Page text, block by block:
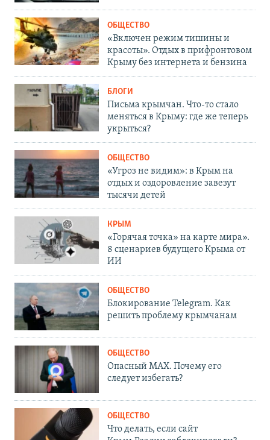
ОБЩЕСТВО
«Включен режим тишины и
красоты». Отдых в прифронтовом
Крыму без интернета и бензина
БЛОГИ
Письма крымчан. Что-то стало
меняться в Крыму: где же теперь
укрыться?
ОБЩЕСТВО
«Угроз не видим»: в Крым на
отдых и оздоровление завезут
тысячи детей
КРЫМ
«Горячая точка» на карте мира».
8 сценариев будущего Крыма от
ИИ
ОБЩЕСТВО
Блокирование Telegram. Как
решить проблему крымчанам
ОБЩЕСТВО
Опасный MAX. Почему его
следует избегать?
ОБЩЕСТВО
Что делать, если сайт